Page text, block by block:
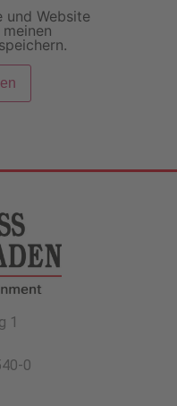
und Website
1
0